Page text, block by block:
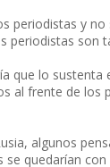
periodistas y
periodistas son
que lo sustenta
al frente de los
algunos
quedarían